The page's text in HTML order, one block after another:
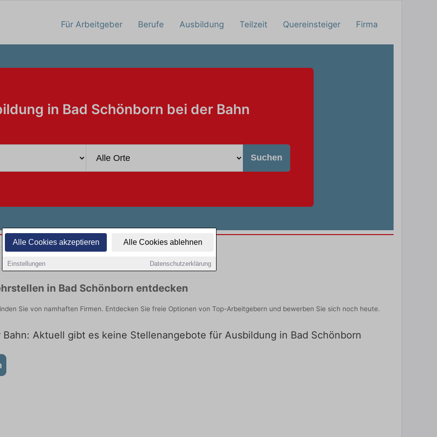
Alle Cookies akzeptieren Alle Cookies ablehnen
Einstellungen Datenschutzerklärung
Für Arbeitgeber Berufe Ausbildung Teilzeit Quereinsteiger Firma
in Bad Schönborn bei der Bahn
Suchen
in Bad Schönborn entdecken
Sie von namhaften Firmen. Entdecken Sie freie Optionen von Top-Arbeitgebern und bewerben Sie sich noch heute.
Aktuell gibt es keine Stellenangebote für Ausbildung in Bad Schönborn